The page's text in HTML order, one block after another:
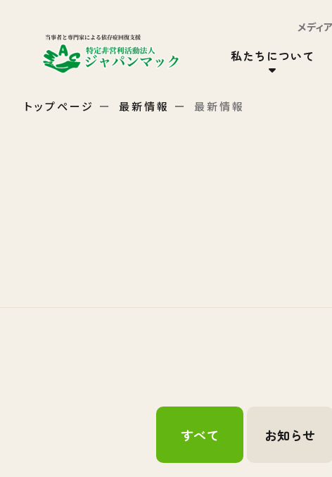
メディ
私たちについて
トップページ 最新情報 最新情報
すべて お知らせ